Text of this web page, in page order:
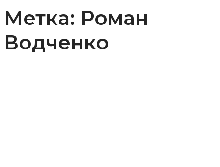
Метка: Роман
Водченко